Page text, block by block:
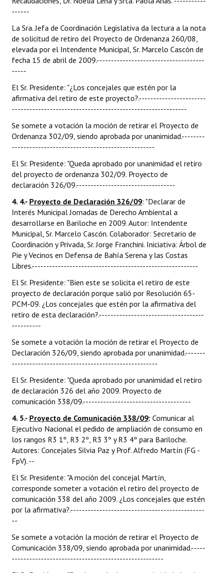
------
La Sra. Jefa de Coordinación Legislativa da lectura a la nota
de solicitud de retiro del Proyecto de Ordenanza 260/08,
elevada por el Intendente Municipal, Sr. Marcelo Cascón de
fecha 15 de abril de 2009.-------------------------------------
-----
El Sr. Presidente: "¿Los concejales que estén por la
afirmativa del retiro de este proyecto?.-----------------------
------------------------------------------------------------
Se somete a votación la moción de retirar el Proyecto de
Ordenanza 302/09, siendo aprobada por unanimidad.--------
-------------------------------------------------
El Sr. Presidente: "Queda aprobado por unanimidad el retiro
del proyecto de ordenanza 302/09. Proyecto de
declaración 326/09.----------------------------------
4. 4.- Proyecto de Declaración 326/09: "Declarar de
Interés Municipal Jornadas de Derecho Ambiental a
desarrollarse en Bariloche en 2009. Autor: Intendente
Municipal, Sr. Marcelo Cascón. Colaborador: Secretario de
Coordinación y Privada, Sr. Jorge Franchini. Iniciativa: Árbol de
Pie y Vecinos en Defensa de Bahía Serena y las Costas
Libres.---------------------------------------------------------
El Sr. Presidente: "Bien este se solicita el retiro de este
proyecto de declaración porque salió por Resolución 65-
PCM-09. ¿Los concejales que estén por la afirmativa del
retiro de esta declaración?.------------------------------------
----------
Se somete a votación la moción de retirar el Proyecto de
Declaración 326/09, siendo aprobada por unanimidad.-------
--------------------------------------------------
El Sr. Presidente: "Queda aprobado por unanimidad el retiro
de declaración 326 del año 2009. Proyecto de
comunicación 338/09.-------------------------------------
4. 5.- Proyecto de Comunicación 338/09: Comunicar al
Ejecutivo Nacional el pedido de ampliación de consumo en
los rangos R3 1º, R3 2º, R3 3º y R3 4º para Bariloche.
Autores: Concejales Silvia Paz y Prof. Alfredo Martín (FG -
FpV). --
El Sr. Presidente: "A moción del concejal Martín,
corresponde someter a votación el retiro del proyecto de
comunicación 338 del año 2009. ¿Los concejales que estén
por la afirmativa?.----------------------------------------------
--
Se somete a votación la moción de retirar el Proyecto de
Comunicación 338/09, siendo aprobada por unanimidad.-----
----------------------------------------------------